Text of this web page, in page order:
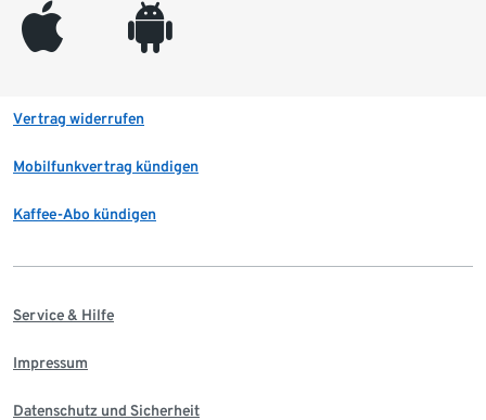
appleinc android
Vertrag widerrufen
Mobilfunkvertrag kündigen
Kaffee-Abo kündigen
Service & Hilfe
Impressum
Datenschutz und Sicherheit